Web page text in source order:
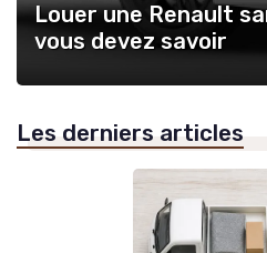
Louer une Renault
vous devez savoir
Les derniers articles